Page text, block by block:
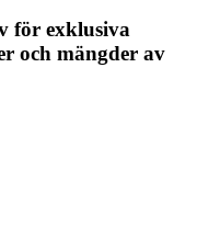
för exklusiva
och mängder av